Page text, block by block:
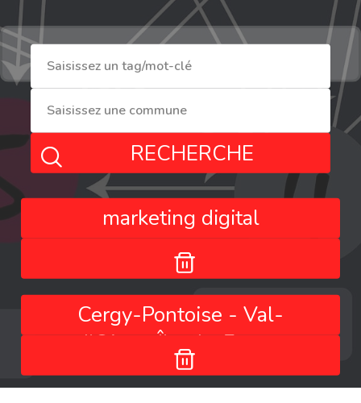
RECHERCHE
marketing digital
Cergy-Pontoise - Val-
d'Oise - Île-de-France
- France